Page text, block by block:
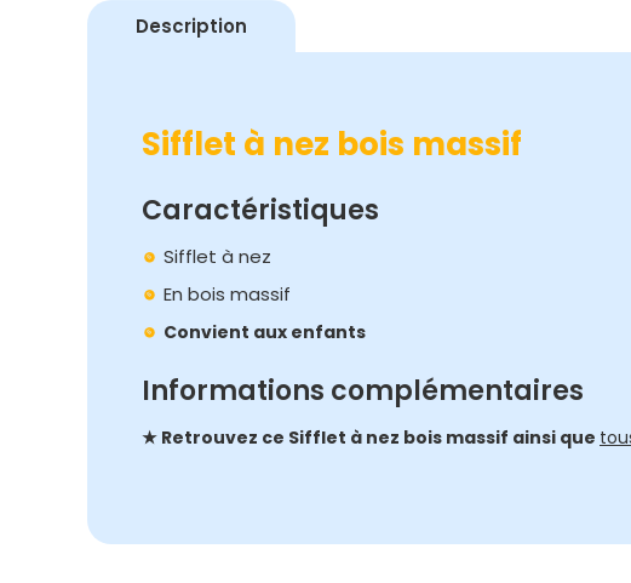
Description
Sifflet à nez bois massif
Caractéristiques
Sifflet à nez
En bois massif
Convient aux enfants
Informations complémentaires
★ Retrouvez ce Sifflet à nez bois massif ainsi que